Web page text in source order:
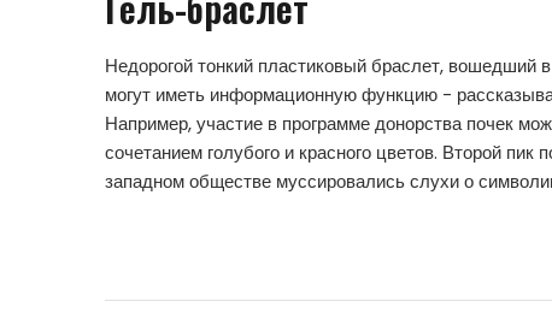
Недорогой тонкий пластиковый браслет, вошедший
могут иметь информационную функцию -
Например, участие в программе донорства почек
сочетанием голубого и красного цветов. Второй
западном обществе муссировались слухи о